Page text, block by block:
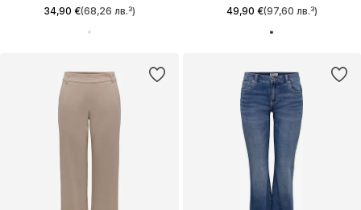
34,90 €(68,26 лв.³) 49,90 €(97,60 лв.³)